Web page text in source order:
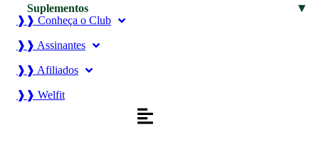
Suplementos ▾
❱❱ Conheça o Club
❱❱ Assinantes
❱❱ Afiliados
❱❱ Welfit